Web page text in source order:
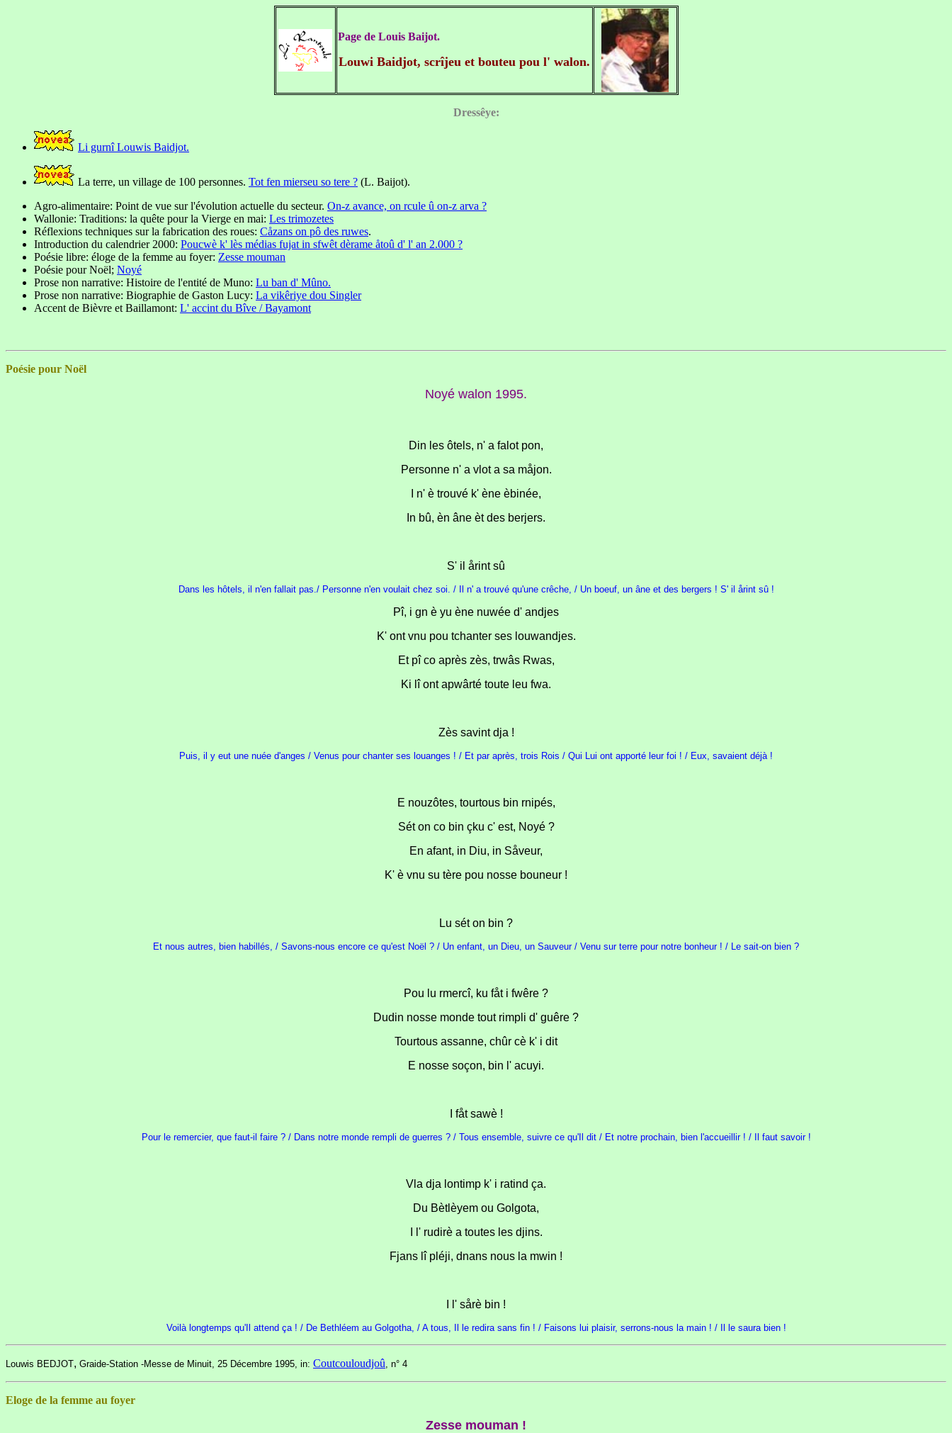
Page de Louis Baijot.
Louwi Baidjot, scrîjeu et bouteu pou l' walon.
Dressêye:
Li gurnî Louwis Baidjot.
La terre, un village de 100 personnes. Tot fen mierseu so tere ? (L. Baijot).
Agro-alimentaire: Point de vue sur l'évolution actuelle du secteur. On-z avance, on rcule û on-z arva ?
Wallonie: Traditions: la quête pour la Vierge en mai: Les trimozetes
Réflexions techniques sur la fabrication des roues: Cåzans on pô des ruwes.
Introduction du calendrier 2000: Poucwè k' lès médias fujat in sfwêt dèrame åtoû d' l' an 2.000 ?
Poésie libre: éloge de la femme au foyer: Zesse mouman
Poésie pour Noël; Noyé
Prose non narrative: Histoire de l'entité de Muno: Lu ban d' Mûno.
Prose non narrative: Biographie de Gaston Lucy: La vikêriye dou Singler
Accent de Bièvre et Baillamont: L' accint du Bîve / Bayamont
Poésie pour Noël
Noyé walon 1995.
Din les ôtels, n' a falot pon,
Personne n' a vlot a sa måjon.
I n' è trouvé k' ène èbinée,
In bû, èn âne èt des berjers.
S' il årint sû
Dans les hôtels, il n'en fallait pas./ Personne n'en voulait chez soi. / Il n' a trouvé qu'une crêche, / Un boeuf, un âne et des bergers ! S' il årint sû !
Pî, i gn è yu ène nuwée d' andjes
K' ont vnu pou tchanter ses louwandjes.
Et pî co après zès, trwâs Rwas,
Ki lî ont apwârté toute leu fwa.
Zès savint dja !
Puis, il y eut une nuée d'anges / Venus pour chanter ses louanges ! / Et par après, trois Rois / Qui Lui ont apporté leur foi ! / Eux, savaient déjà !
E nouzôtes, tourtous bin rnipés,
Sét on co bin çku c' est, Noyé ?
En afant, in Diu, in Såveur,
K' è vnu su tère pou nosse bouneur !
Lu sét on bin ?
Et nous autres, bien habillés, / Savons-nous encore ce qu'est Noël ? / Un enfant, un Dieu, un Sauveur / Venu sur terre pour notre bonheur ! / Le sait-on bien ?
Pou lu rmercî, ku fåt i fwêre ?
Dudin nosse monde tout rimpli d' guêre ?
Tourtous assanne, chûr cè k' i dit
E nosse soçon, bin l' acuyi.
I fåt sawè !
Pour le remercier, que faut-il faire ? / Dans notre monde rempli de guerres ? / Tous ensemble, suivre ce qu'Il dit / Et notre prochain, bien l'accueillir ! / Il faut savoir !
Vla dja lontimp k' i ratind ça.
Du Bètlèyem ou Golgota,
I l' rudirè a toutes les djins.
Fjans lî pléji, dnans nous la mwin !
I l' sårè bin !
Voilà longtemps qu'Il attend ça ! / De Bethléem au Golgotha, / A tous, Il le redira sans fin ! / Faisons lui plaisir, serrons-nous la main ! / Il le saura bien !
Louwis BEDJOT, Graide-Station -Messe de Minuit, 25 Décembre 1995, in: Coutcouloudjoû, n° 4
Eloge de la femme au foyer
Zesse mouman !